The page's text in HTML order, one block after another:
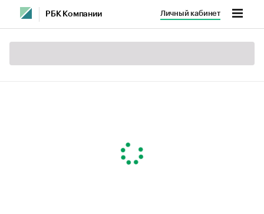
РБК Компании Личный кабинет